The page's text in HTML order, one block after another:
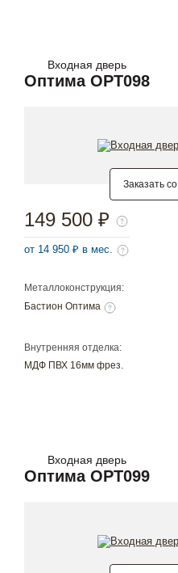
Входная дверь
Оптима OPT098
Заказать
Металлоконструкция:
Бастион Оптима
Внутренняя отделка:
МДФ ПВХ 16мм фрез.
149 500 ₽
от 14 950 ₽ в мес.
Входная дверь
Оптима OPT099